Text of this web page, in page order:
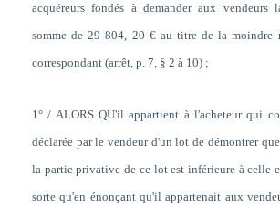
acquéreurs fondés à demander aux
somme de 29 804, 20 € au titre de la moindre
correspondant (arrêt, p. 7, § 2 à 10) ;
1° / ALORS QU'il appartient à l'acheteur qui
déclarée par le vendeur d'un lot de démontrer
la partie privative de ce lot est inférieure à celle
sorte qu'en énonçant qu'il appartenait aux